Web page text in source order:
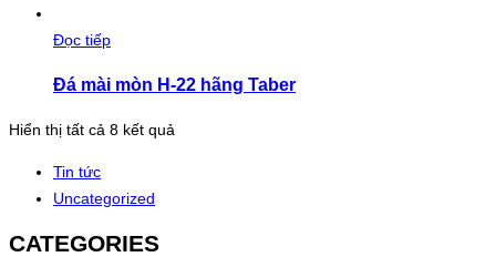
Đọc tiếp
Đá mài mòn H-22 hãng Taber
Hiển thị tất cả 8 kết quả
Tin tức
Uncategorized
CATEGORIES